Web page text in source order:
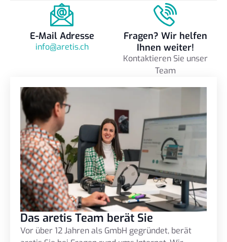
E-Mail Adresse
info@aretis.ch
Fragen? Wir helfen
Ihnen weiter!
Kontaktieren Sie unser
Team
Das aretis Team berät Sie
Vor über 12 Jahren als GmbH gegründet, berät